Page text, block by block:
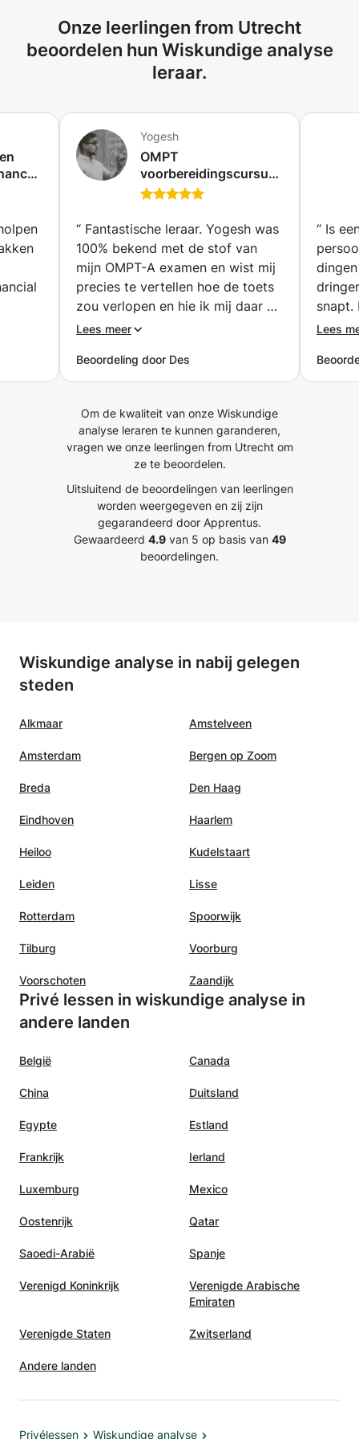
worden in overleg vormgegeven. Sommige scholieren of
studenten hebben baat bij samen opdrachten maken,
waar andere meer behoefte hebben aan uitleg over de
zijn veelomvattend, duidelijk en persoonsgebonden. Ik
zorg ervoor dat de studenten snel leren met een minimum
Onze leerlingen from Utrecht
beoordelen hun Wiskundige analyse
leraar.
Yogesh
OMPT
voorbereidingscursus
voor
voor de universiteit
(Zoetermeer)
“ Fantastische leraar. Yogesh was
100% bekend met de stof van
mijn OMPT-A examen en wist mij
precies te vertellen hoe de toets
zou verlopen en hie ik mij daar op
moest voorbereiden. Vijf sterren!
Lees meer
Beoordeling door Des
“ Is
snapt.
Lees
Om de kwaliteit van onze Wiskundige
analyse leraren te kunnen garanderen,
vragen we onze leerlingen from Utrecht om
ze te beoordelen.
Uitsluitend de beoordelingen van leerlingen
worden weergegeven en zij zijn
gegarandeerd door Apprentus.
Gewaardeerd 4.9van 5 op basis van 49
beoordelingen.
Wiskundige analyse in nabij gelegen
steden
Alkmaar Amstelveen
Amsterdam Bergen op Zoom
Breda Den Haag
Eindhoven Haarlem
Heiloo Kudelstaart
Leiden Lisse
Rotterdam Spoorwijk
Tilburg Voorburg
Voorschoten Zaandijk
Privé lessen in wiskundige analyse in
andere landen
België Canada
China Duitsland
Egypte Estland
Frankrijk Ierland
Luxemburg Mexico
Oostenrijk Qatar
Saoedi-Arabië Spanje
Verenigd Koninkrijk
Verenigde Arabische
Emiraten
Verenigde Staten Zwitserland
Andere landen
Privélessen Wiskundige analyse